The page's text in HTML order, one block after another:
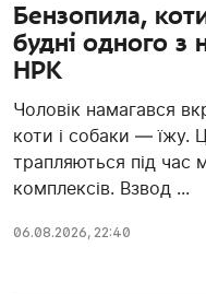
Бензопила,
будні одного з
НРК
Чоловік намагався
коти і собаки — їжу.
трапляються під час
комплексів. Взвод ...
06.08.2026, 22:40